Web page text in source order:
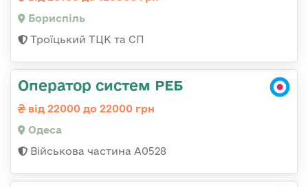
Бориспіль
Троїцький ТЦК та СП
Оператор систем РЕБ
від 22000 до 22000 грн
Одеса
Військова частина А0528